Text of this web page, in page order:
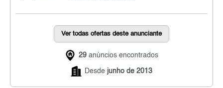
Ver todas ofertas deste anunciante
29 anúncios encontrados
Desde junho de 2013